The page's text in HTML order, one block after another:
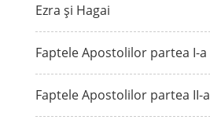
Ezra și Hagai
Faptele Apostolilor partea I-a
Faptele Apostolilor partea II-a